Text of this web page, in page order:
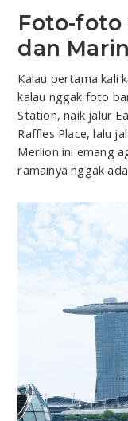
Foto-foto
dan
Kalau pertama kali
kalau nggak foto
Station, naik jalur
Raffles Place, lalu
Merlion ini emang
ramainya nggak